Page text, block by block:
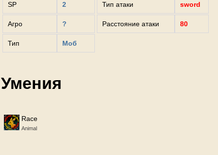
SP 2
Агро ?
Тип Моб
Тип атаки sword
Расстояние атаки 80
Умения
Race
Animal